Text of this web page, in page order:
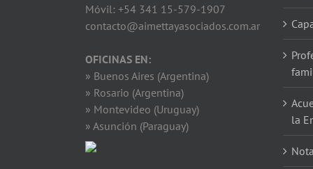
Móvil: +54 341 15-579-1907
contacto@aimettayasociados.com.ar
OFICINAS EN:
» Buenos Aires (Argentina)
» Rosario (Argentina)
» Montevideo (Uruguay)
» Asunción (Paraguay)
la